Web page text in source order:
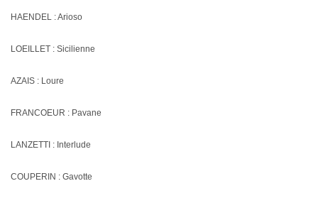
HAENDEL : Arioso
LOEILLET : Sicilienne
AZAIS : Loure
FRANCOEUR : Pavane
LANZETTI : Interlude
COUPERIN : Gavotte